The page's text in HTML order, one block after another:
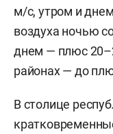
м/c, утром и
воздуха ночью
днем — плюс
районах — до
В столице